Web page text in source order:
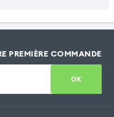
PREMIÈRE COMMANDE
OK